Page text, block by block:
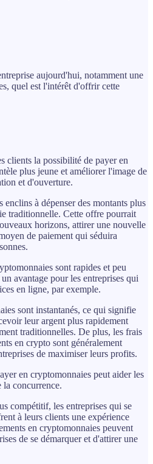
aujourd'hui, notamment une
quel est l'intérêt d'offrir cette
clients la possibilité de payer en
plus jeune et améliorer l'image de
et d'ouverture.
enclins à dépenser des montants plus
traditionnelle. Cette offre pourrait
horizons, attirer une nouvelle
de paiement qui séduira
sont rapides et peu
avantage pour les entreprises qui
en ligne, par exemple.
sont instantanés, ce qui signifie
leur argent plus rapidement
traditionnelles. De plus, les frais
en crypto sont généralement
de maximiser leurs profits.
en cryptomonnaies peut aider les
la concurrence.
compétitif, les entreprises qui se
à leurs clients une expérience
en cryptomonnaies peuvent
de se démarquer et d'attirer une